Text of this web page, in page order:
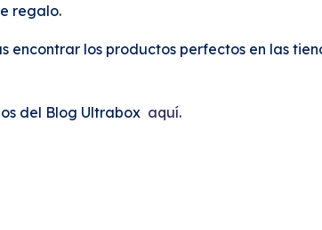
regalo.
los productos perfectos en las
del Blog Ultrabox aquí.